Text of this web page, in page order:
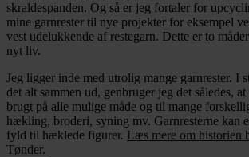
skraldespanden. Og så er jeg fortaler for
mine garnrester til nye projekter for eksempel
vest udelukkende af restegarn. Dette er to
nyt liv.
Jeg ligger inde med utrolig mange garnrester. I
det alt sammen ud, genbruger jeg det således,
brugt på alle mulige måde og til mange
hækling, broderi, syning mv. Garnresterne kan
fyld til hæklede figurer. Læs mere om historien
Tønder.